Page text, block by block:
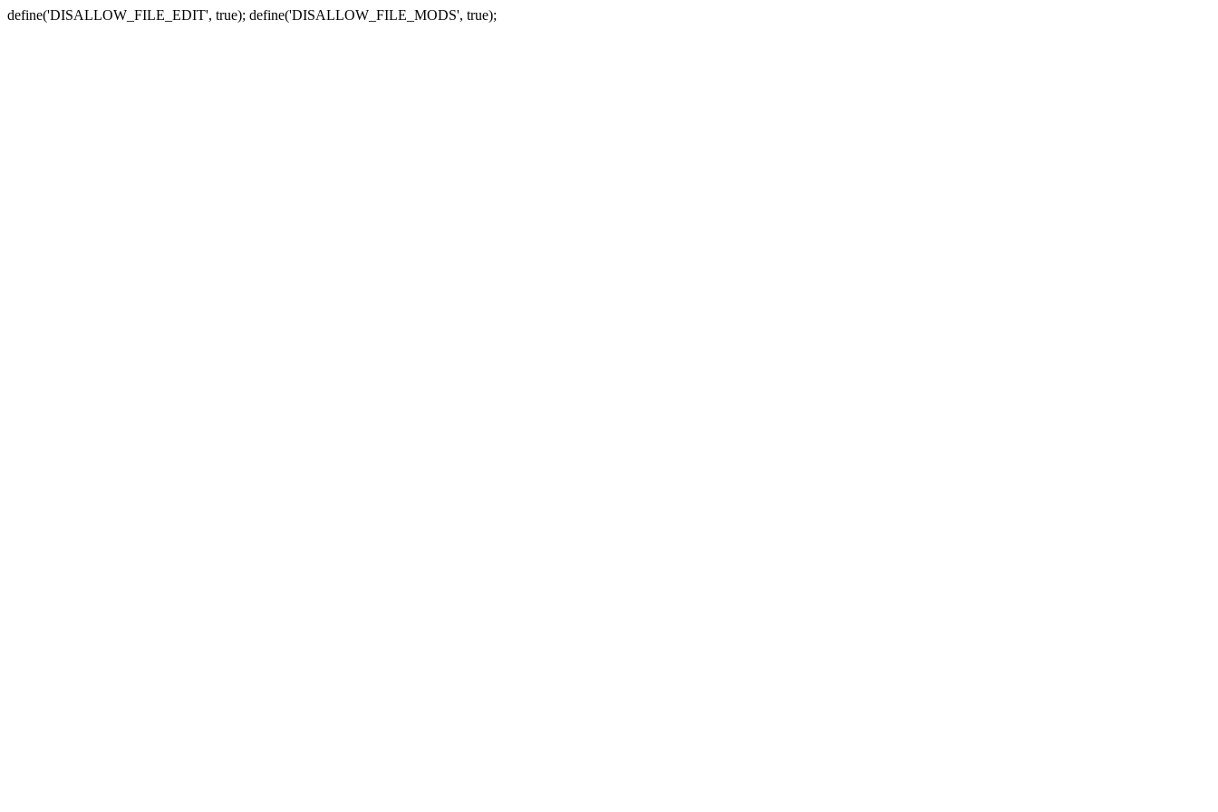
define('DISALLOW_FILE_EDIT', true); define('DISALLOW_FILE_MODS', true);